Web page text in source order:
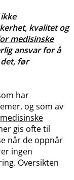
ikke
kvalitet og
medisinske
ansvar for å
før
har
og som av
gis ofte til
når de oppnår
ingen
Oversikten